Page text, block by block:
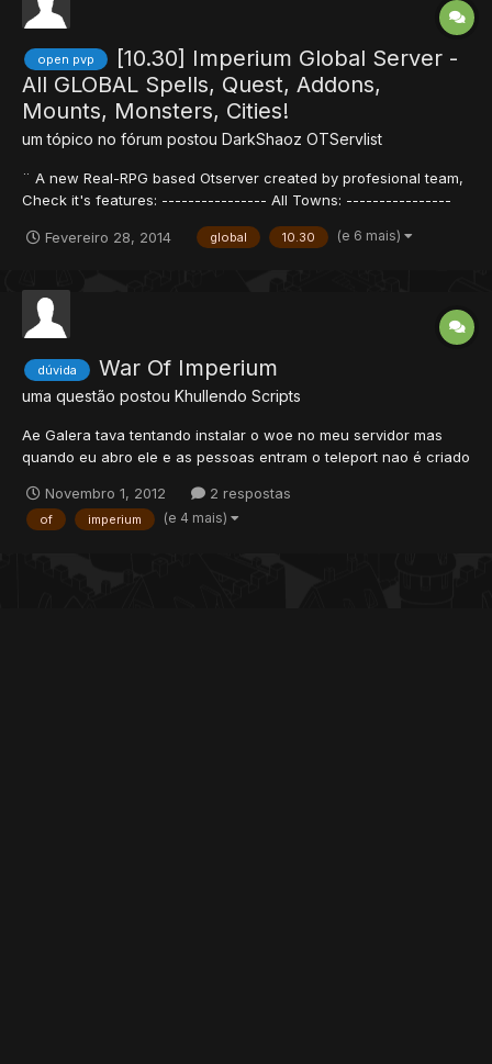
open pvp
[10.30] Imperium Global Server -
All GLOBAL Spells, Quest, Addons,
Mounts, Monsters, Cities!
um tópico no fórum postou DarkShaoz OTServlist
¨ A new Real-RPG based Otserver created by profesional team,
Check it's features: ---------------- All Towns: ----------------​
Kazordoon Liberty Bay Port Hope Svargrond Thais Venore
Deeplings...
Fevereiro 28, 2014 global 10.30 (e 6 mais)
dúvida War Of Imperium
uma questão postou Khullendo Scripts
Ae Galera tava tentando instalar o woe no meu servidor mas
quando eu abro ele e as pessoas entram o teleport nao é criado
Interface] [01/11/2012 17:12:00]
data/globalevents/scripts/woe.lua:onThink [01/11/2012 17:12:00]
Novembro 1, 2012 2 respostas
of imperium (e 4 mais)